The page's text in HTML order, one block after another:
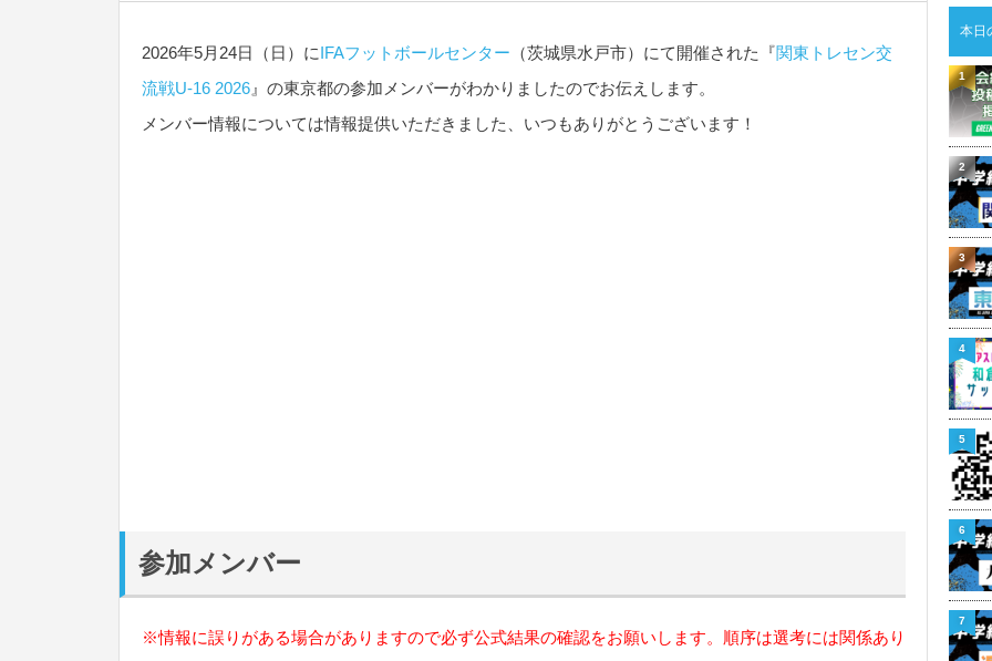
2026年5月24日（日）にIFAフットボールセンター （茨城県水戸市）にて開催された『関東トレセン交
流戦U-16 2026 』の東京都の参加メンバーがわかりましたのでお伝えします。
メンバー情報については情報提供いただきました、いつもありがとうございます！
参加メンバー
※情報に誤りがある場合がありますので必ず公式結果の確認をお願いします。順序は選考には関係あり
本日
1
2
3
4
5
6
7